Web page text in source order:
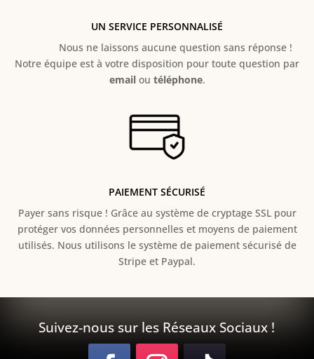
UN SERVICE PERSONNALISÉ
Nous ne laissons aucune question sans réponse !
Notre équipe est à votre disposition pour toute question par
emailou téléphone.
PAIEMENT SÉCURISÉ
Payer sans risque ! Grâce au système de cryptage SSL pour
protéger vos données personnelles et moyens de paiement
utilisés. Nous utilisons le système de paiement sécurisé de
Stripe et Paypal.
Suivez-nous sur les Réseaux Sociaux !